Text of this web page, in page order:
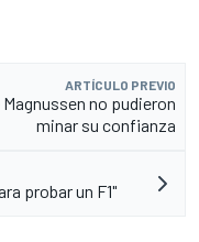
ARTÍCULO PREVIO
no pudieron
minar su confianza
probar un F1"